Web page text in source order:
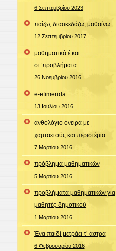
6 Σεπτεμβρίου 2023
παίζω, διασκεδάζω, μαθαίνω
12 Σεπτεμβρίου 2017
μαθηματικά έ και
στ΄προβλήματα
26 Νοεμβρίου 2016
e-efimerida
13 Ιουλίου 2016
ανθολόγιο όνειρα με
χαρταετούς και περιστέρια
7 Μαρτίου 2016
πρόβλημα μαθηματικών
5 Μαρτίου 2016
προβλήματα μαθηματικών για
μαθητές δημοτικού
1 Μαρτίου 2016
Ένα παιδί μετράει τ’ άστρα
6 Φεβρουαρίου 2016